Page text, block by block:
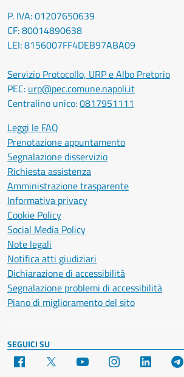
P. IVA: 01207650639
CF: 80014890638
LEI: 8156007FF4DEB97ABA09
Servizio Protocollo, URP e Albo Pretorio
PEC: urp@pec.comune.napoli.it
Centralino unico:0817951111
Leggi le FAQ
Prenotazione appuntamento
Segnalazione disservizio
Richiesta assistenza
Amministrazione trasparente
Informativa privacy
Cookie Policy
Social Media Policy
Note legali
Notifica atti giudiziari
Dichiarazione di accessibilità
Segnalazione problemi di accessibilità
Piano di miglioramento del sito
SEGUICI SU
Facebook YouTube Instagram LinkedIn